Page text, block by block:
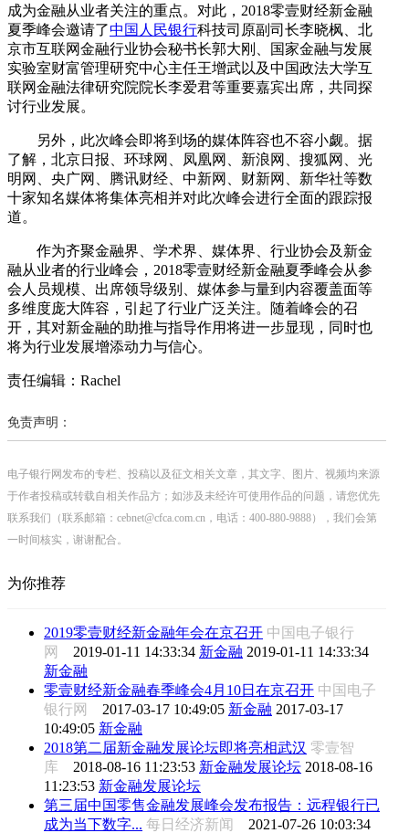
成为金融从业者关注的重点。对此，2018零壹财经新金融
夏季峰会邀请了中国人民银行科技司原副司长李晓枫、北
京市互联网金融行业协会秘书长郭大刚、国家金融与发展
实验室财富管理研究中心主任王增武以及中国政法大学互
联网金融法律研究院院长李爱君等重要嘉宾出席，共同探
讨行业发展。
另外，此次峰会即将到场的媒体阵容也不容小觑。据
了解，北京日报、环球网、凤凰网、新浪网、搜狐网、光
明网、央广网、腾讯财经、中新网、财新网、新华社等数
十家知名媒体将集体亮相并对此次峰会进行全面的跟踪报
道。
作为齐聚金融界、学术界、媒体界、行业协会及新金
融从业者的行业峰会，2018零壹财经新金融夏季峰会从参
会人员规模、出席领导级别、媒体参与量到内容覆盖面等
多维度庞大阵容，引起了行业广泛关注。随着峰会的召
开，其对新金融的助推与指导作用将进一步显现，同时也
将为行业发展增添动力与信心。
责任编辑：Rachel
免责声明：
电子银行网发布的专栏、投稿以及征文相关文章，其文字、图片、视频均来源
于作者投稿或转载自相关作品方；如涉及未经许可使用作品的问题，请您优先
联系我们（联系邮箱：cebnet@cfca.com.cn，电话：400-880-9888），我们会第
一时间核实，谢谢配合。
为你推荐
2019零壹财经新金融年会在京召开 中国电子银行
网 2019-01-11 14:33:34 新金融 2019-01-11 14:33:34
新金融
零壹财经新金融春季峰会4月10日在京召开 中国电子
银行网 2017-03-17 10:49:05 新金融 2017-03-17
10:49:05 新金融
2018第二届新金融发展论坛即将亮相武汉 零壹智
库 2018-08-16 11:23:53 新金融发展论坛 2018-08-16
11:23:53 新金融发展论坛
第三届中国零售金融发展峰会发布报告：远程银行已
成为当下数字... 每日经济新闻 2021-07-26 10:03:34